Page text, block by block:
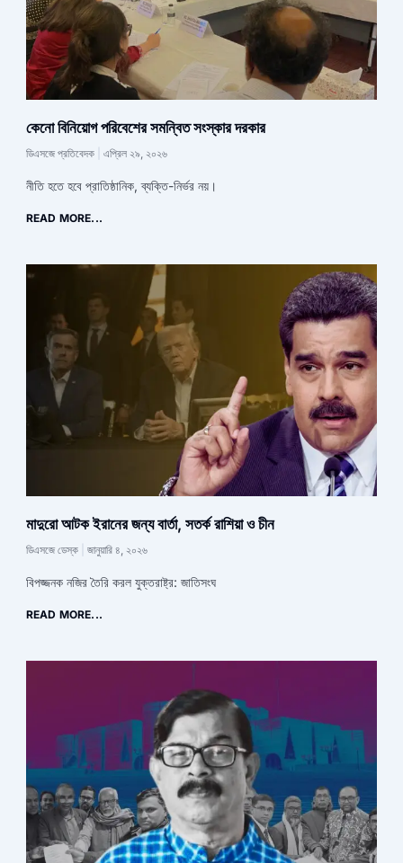
কেনো বিনিয়োগ পরিবেশের সমন্বিত সংস্কার দরকার
ডিএসজে প্রতিবেদক এপ্রিল ২৯, ২০২৬
নীতি হতে হবে প্রাতিষ্ঠানিক, ব্যক্তি-নির্ভর নয়।
READ MORE...
মাদুরো আটক ইরানের জন্য বার্তা, সতর্ক রাশিয়া ও চীন
ডিএসজে ডেস্ক জানুয়ারি ৪, ২০২৬
বিপজ্জনক নজির তৈরি করল যুক্তরাষ্ট্র: জাতিসংঘ
READ MORE...